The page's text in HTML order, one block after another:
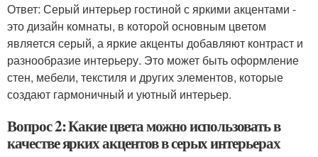
Ответ: Серый интерьер гостиной с яркими акцентами -
это дизайн комнаты, в которой основным цветом
является серый, а яркие акценты добавляют контраст и
разнообразие интерьеру. Это может быть оформление
стен, мебели, текстиля и других элементов, которые
создают гармоничный и уютный интерьер.
Вопрос 2: Какие цвета можно использовать в
качестве ярких акцентов в серых интерьерах